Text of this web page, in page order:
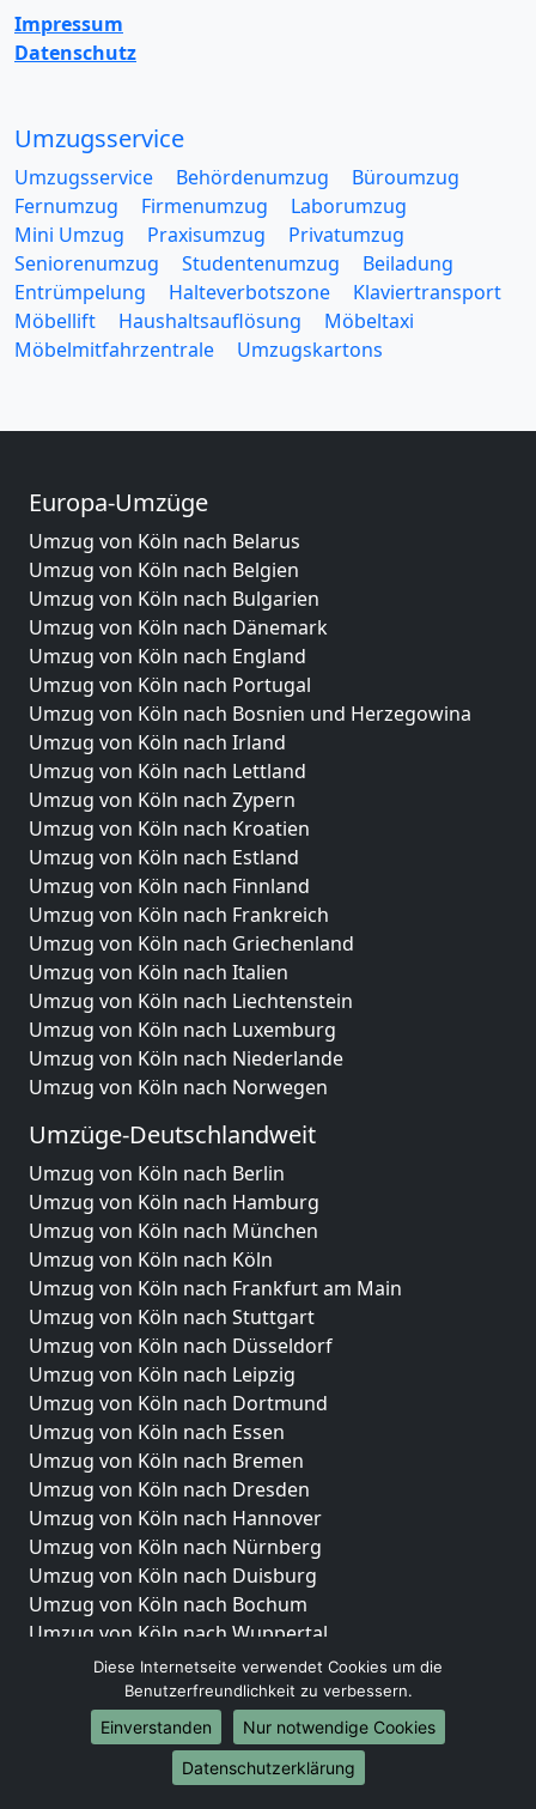
Impressum
Datenschutz
Umzugsservice
Umzugsservice Behördenumzug
Büroumzug
Fernumzug
Firmenumzug
Laborumzug
Mini Umzug
Praxisumzug
Privatumzug
Seniorenumzug
Studentenumzug
Beiladung
Entrümpelung
Halteverbotszone
Klaviertransport
Möbellift
Haushaltsauflösung
Möbeltaxi
Möbelmitfahrzentrale
Umzugskartons
Europa-Umzüge
Umzug von Köln nach Belarus
Umzug von Köln nach Belgien
Umzug von Köln nach Bulgarien
Umzug von Köln nach Dänemark
Umzug von Köln nach England
Umzug von Köln nach Portugal
Umzug von Köln nach Bosnien und Herzegowina
Umzug von Köln nach Irland
Umzug von Köln nach Lettland
Umzug von Köln nach Zypern
Umzug von Köln nach Kroatien
Umzug von Köln nach Estland
Umzug von Köln nach Finnland
Umzug von Köln nach Frankreich
Umzug von Köln nach Griechenland
Umzug von Köln nach Italien
Umzug von Köln nach Liechtenstein
Umzug von Köln nach Luxemburg
Umzug von Köln nach Niederlande
Umzug von Köln nach Norwegen
Umzüge-Deutschlandweit
Umzug von Köln nach Berlin
Umzug von Köln nach Hamburg
Umzug von Köln nach München
Umzug von Köln nach Köln
Umzug von Köln nach Frankfurt am Main
Umzug von Köln nach Stuttgart
Umzug von Köln nach Düsseldorf
Umzug von Köln nach Leipzig
Umzug von Köln nach Dortmund
Umzug von Köln nach Essen
Umzug von Köln nach Bremen
Umzug von Köln nach Dresden
Umzug von Köln nach Hannover
Umzug von Köln nach Nürnberg
Umzug von Köln nach Duisburg
Umzug von Köln nach Bochum
Umzug von Köln nach Wuppertal
Umzug von Köln nach Bielefeld
Umzug von Köln nach Bonn
Umzug von Köln nach Münster
Internationale-Umzüge
Diese Internetseite verwendet Cookies um die
Benutzerfreundlichkeit zu verbessern.
Einverstanden
Nur notwendige Cookies
Datenschutzerklärung